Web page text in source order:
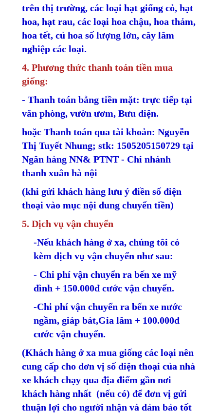
trên thị trường, các loại hạt giống cỏ, hạt
hoa, hạt rau, các loại hoa chậu, hoa thảm,
hoa tết, củ hoa số lượng lớn, cây lâm
nghiệp các loại.
4. Phương thức thanh toán tiền mua
giống:
- Thanh toán bằng tiền mặt: trực tiếp tại
văn phòng, vườn ươm, Bưu điện.
hoặc Thanh toán qua tài khoản: Nguyễn
Thị Tuyết Nhung; stk: 1505205150729 tại
Ngân hàng NN& PTNT - Chi nhánh
thanh xuân hà nội
(khi gửi khách hàng lưu ý điền số điện
thoại vào mục nội dung chuyển tiền)
5. Dịch vụ vận chuyển
-Nếu khách hàng ở xa, chúng tôi có
kèm dịch vụ vận chuyển như sau:
- Chi phí vận chuyển ra bến xe mỹ
đình + 150.000đ cước vận chuyển.
-Chi phí vận chuyển ra bến xe nước
ngầm, giáp bát,Gia lâm + 100.000đ
cước vận chuyển.
(Khách hàng ở xa mua giống các loại nên
cung cấp cho đơn vị số điện thoại của nhà
xe khách chạy qua địa điểm gần nơi
khách hàng nhất (nếu có) để đơn vị gửi
thuận lợi cho người nhận và đảm bảo tốt